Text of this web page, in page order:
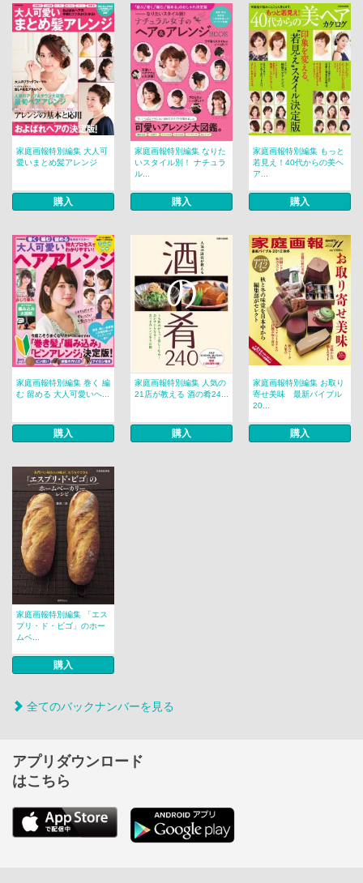
家庭画報特別編集 大人可
愛いまとめ髪アレンジ
購入
家庭画報特別編集 なりた
いスタイル別！ ナチュラ
ル...
購入
家庭画報特別編集 もっと
若見え！40代からの美ヘ
ア...
購入
家庭画報特別編集 巻く 編
む 留める 大人可愛いヘ...
購入
家庭画報特別編集 人気の
21店が教える 酒の肴24...
購入
家庭画報特別編集 お取り
寄せ美味 最新バイブル
20...
購入
家庭画報特別編集 「エス
プリ・ド・ビゴ」のホー
ムベ...
購入
全てのバックナンバーを見る
アプリダウンロード
はこちら